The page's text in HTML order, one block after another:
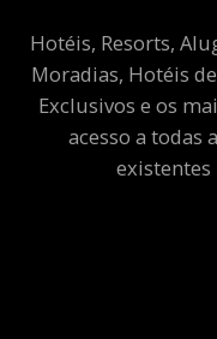
Hotéis, Resorts,
Moradias, Hotéis
Exclusivos e os
acesso a todas
existentes